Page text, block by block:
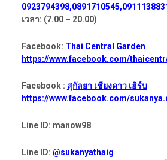
เวลา: (7.00 – 20.00)
Facebook: Thai Central Garden
https://www.facebook.com/
Facebook : สุกัลยา เชียงดาว เฮิร์บ
https://www.facebook.com/
Line ID: manow98
Line ID: @sukanyathaig